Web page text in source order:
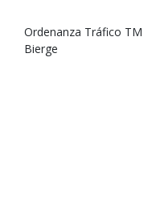
Ordenanza Tráfico TM
Bierge